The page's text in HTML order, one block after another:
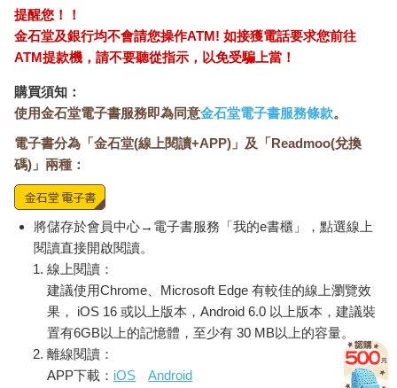
提醒您！！
金石堂及銀行均不會請您操作ATM! 如接獲電話要求您前往
ATM提款機，請不要聽從指示，以免受騙上當！
購買須知：
使用金石堂電子書服務即為同意金石堂電子書服務條款。
電子書分為「金石堂(線上閱讀+APP)」及「Readmoo(兌換
碼)」兩種：
將儲存於會員中心→電子書服務「我的e書櫃」，點選線上
閱讀直接開啟閱讀。
線上閱讀：
建議使用Chrome、Microsoft Edge 有較佳的線上瀏覽效
果， iOS 16 或以上版本，Android 6.0 以上版本，建議裝
置有6GB以上的記憶體，至少有 30 MB以上的容量。
離線閱讀：
APP下載： iOS
Android